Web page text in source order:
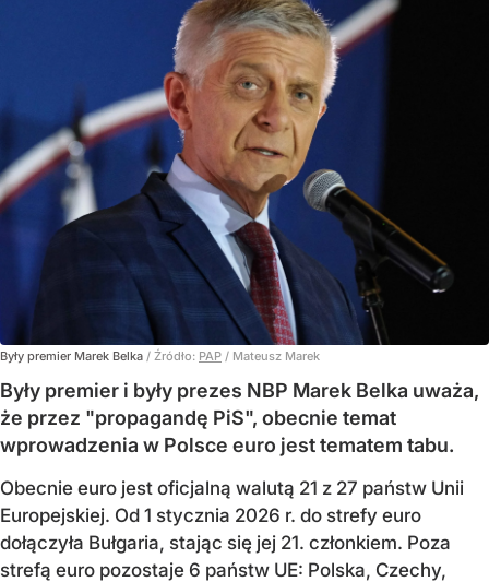
Były premier Marek Belka / Źródło: PAP / Mateusz Marek
Były premier i były prezes NBP Marek Belka uważa,
że przez "propagandę PiS", obecnie temat
wprowadzenia w Polsce euro jest tematem tabu.
Obecnie euro jest oficjalną walutą 21 z 27 państw Unii
Europejskiej. Od 1 stycznia 2026 r. do strefy euro
dołączyła Bułgaria, stając się jej 21. członkiem. Poza
strefą euro pozostaje 6 państw UE: Polska, Czechy,